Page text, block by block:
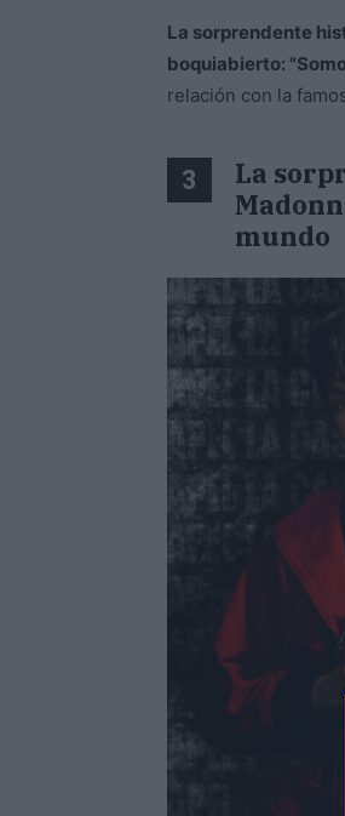
La sorprendente
boquiabierto:
relación con la
3
La
mundo